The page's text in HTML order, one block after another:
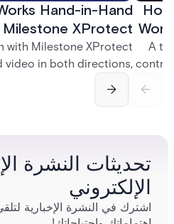
A
Hand-in-Hand
Milestone XProtect
with Milestone XProtect
video in both directions,
devices from a single
تحديثات النشرة
الإلكتروني
اشترك في النشرة الإخبارية